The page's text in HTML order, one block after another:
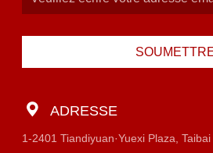
ADRESSE
1-2401 Tiandiyuan·Yuexi Plaza,